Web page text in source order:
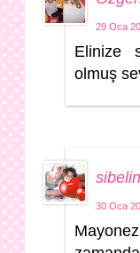
29 Oca
Elinize
olmuş
30 Oca